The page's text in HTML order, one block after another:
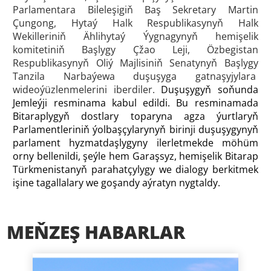
Parlamentara Bileleşigiň Baş Sekretary Martin
Çungong, Hytaý Halk Respublikasynyň Halk
Wekilleriniň Ählihytaý Ýygnagynyň hemişelik
komitetiniň Başlygy Çžao Leji, Özbegistan
Respublikasynyň Oliý Majlisiniň Senatynyň Başlygy
Tanzila Narbaýewa duşuşyga gatnaşyjylara
wideoýüzlenmelerini iberdiler. Duşuşygyň soňunda
Jemleýji resminama kabul edildi. Bu resminamada
Bitaraplygyň dostlary toparyna agza ýurtlaryň
Parlamentleriniň ýolbaşçylarynyň birinji duşuşygynyň
parlament hyzmatdaşlygyny ilerletmekde möhüm
orny bellenildi, şeýle hem Garaşsyz, hemişelik Bitarap
Türkmenistanyň parahatçylygy we dialogy berkitmek
işine tagallalary we goşandy aýratyn nygtaldy.
MEŇZEŞ HABARLAR